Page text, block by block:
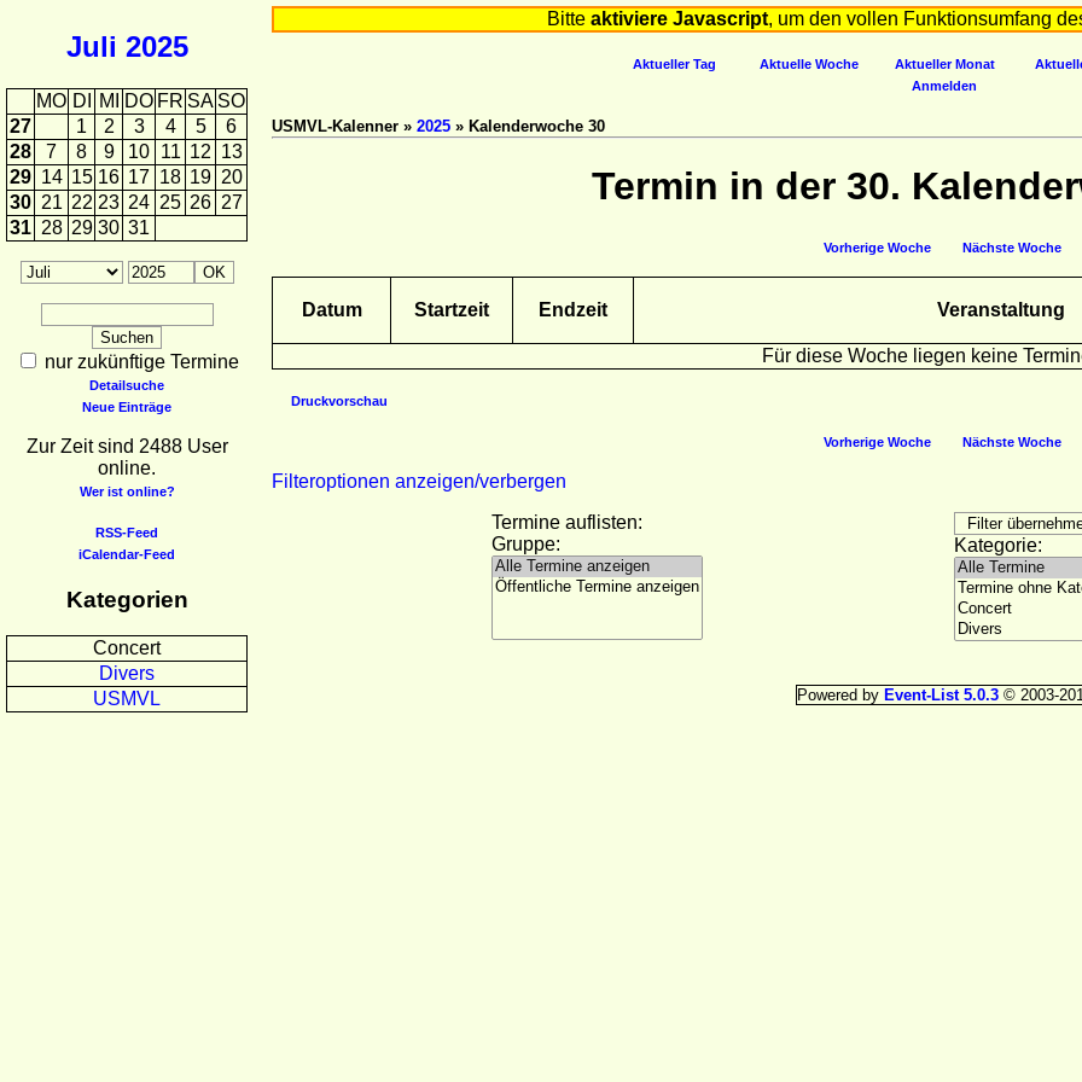
Juli 2025
MO DI MI DO FR SA SO
27
1 2 3 4 5
6
28
7 8 9 10 11 12 13
29 14 15 16 17 18 19 20
30 21 22 23 24 25 26 27
31 28 29 30 31
nur zukünftige Termine
Detailsuche
Neue Einträge
Zur Zeit sind 2488 User
online.
Wer ist online?
RSS-Feed
iCalendar-Feed
Kategorien
Concert
Divers
USMVL
Bitte aktiviere Javascript, um den vollen Funktionsumfang
Aktueller Tag Aktuelle Woche Aktueller Monat
Anmelden
USMVL-Kalenner » 2025 » Kalenderwoche 30
Termin in der 30.
Vorherige Woche Nächste Woche
Datum Startzeit Endzeit Veranstaltung
Für diese Woche liegen keine
Druckvorschau
Vorherige Woche Nächste Woche
Filteroptionen anzeigen/verbergen
Termine auflisten:
Gruppe:
Kategorie:
Powered by Event-List 5.0.3© 2003-